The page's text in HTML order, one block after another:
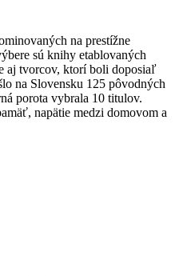
na prestížne
sú knihy etablovaných
aj tvorcov, ktorí boli doposiaľ
na Slovensku 125 pôvodných
porota vybrala 10 titulov.
napätie medzi domovom a